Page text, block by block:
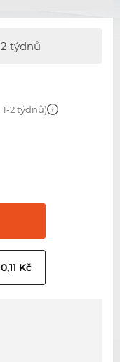
2 týdnů
2 týdnů)
Kč